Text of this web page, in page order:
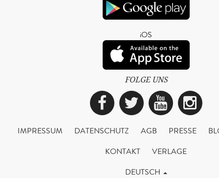
iOS
FOLGE UNS
Facebook
Twitter
IMPRESSUM DATENSCHUTZ AGB PRESSE
KONTAKT
VERLAGE
DEUTSCH